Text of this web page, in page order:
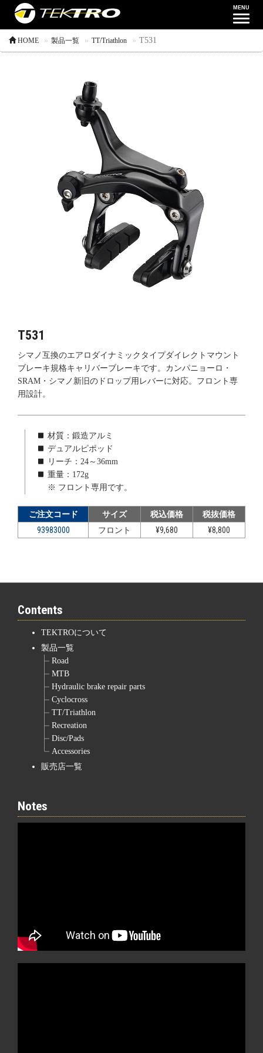
MENU
ナ
ビ
HOME 製品一覧 TT/Triathlon T531
T531
シマノ互換のエアロダイナミックタイプダイレクトマウント
ブレーキ規格キャリバーブレーキです。カンパニョーロ・
SRAM・シマノ新旧のドロップ用レバーに対応。フロント専
用設計。
材質：鍛造アルミ
デュアルピポッド
リーチ：24～36mm
重量：172g
※ フロント専用です。
ご注文コード サイズ 税込価格
税抜価格
93983000
フロント ¥9,680 ¥8,800
Contents
TEKTROについて
製品一覧
Road
MTB
Hydraulic brake repair parts
Cyclocross
TT/Triathlon
Recreation
Disc/Pads
Accessories
販売店一覧
Notes